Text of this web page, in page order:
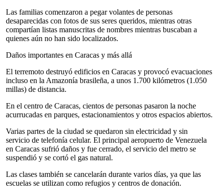
Las familias comenzaron a pegar volantes de personas
desaparecidas con fotos de sus seres queridos, mientras otras
compartían listas manuscritas de nombres mientras buscaban a
quienes aún no han sido localizados.
Daños importantes en Caracas y más allá
El terremoto destruyó edificios en Caracas y provocó evacuaciones
incluso en la Amazonía brasileña, a unos 1.700 kilómetros (1.050
millas) de distancia.
En el centro de Caracas, cientos de personas pasaron la noche
acurrucadas en parques, estacionamientos y otros espacios abiertos.
Varias partes de la ciudad se quedaron sin electricidad y sin
servicio de telefonía celular. El principal aeropuerto de Venezuela
en Caracas sufrió daños y fue cerrado, el servicio del metro se
suspendió y se cortó el gas natural.
Las clases también se cancelarán durante varios días, ya que las
escuelas se utilizan como refugios y centros de donación.